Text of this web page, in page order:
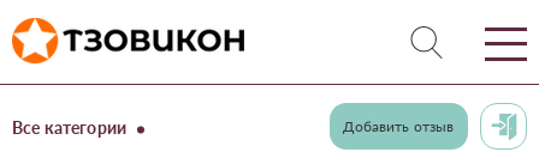
Все категории Добавить отзыв